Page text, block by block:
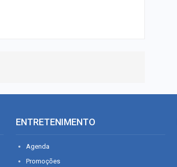
ENTRETENIMENTO
Agenda
Promoções